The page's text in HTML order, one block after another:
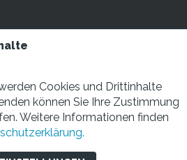
5, 59065 Hamm. Fon:
Mail:info@startupteens.de
Cookies und Drittinhalte
können Sie Ihre Zustimmung
Weitere Informationen finden